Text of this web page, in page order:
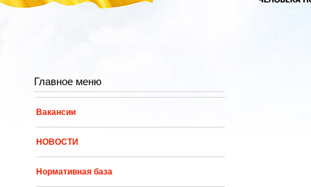
Главное меню
Вакансии
НОВОСТИ
Нормативная база